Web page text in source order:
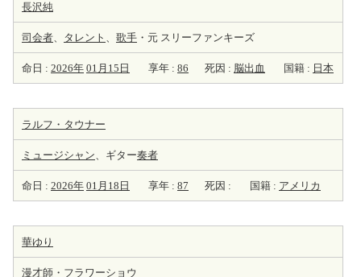
長沢純
司会者、 タレント 、 歌手 ・元 スリーファンキーズ
命日 : 2026年 01月15日 享年 : 86 死因 : 脳出血 国籍 : 日本
ラルフ・タウナー
ミュージシャン、ギター奏者
命日 : 2026年 01月18日 享年 : 87 死因 : 国籍 : アメリカ
華ゆり
漫才師 ・フラワーショウ